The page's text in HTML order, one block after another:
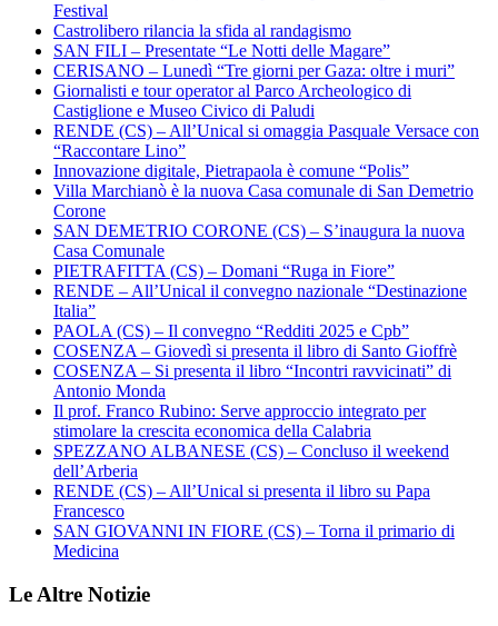
Festival
Castrolibero rilancia la sfida al randagismo
SAN FILI – Presentate “Le Notti delle Magare”
CERISANO – Lunedì “Tre giorni per Gaza: oltre i muri”
Giornalisti e tour operator al Parco Archeologico di
Castiglione e Museo Civico di Paludi
RENDE (CS) – All’Unical si omaggia Pasquale Versace con
“Raccontare Lino”
Innovazione digitale, Pietrapaola è comune “Polis”
Villa Marchianò è la nuova Casa comunale di San Demetrio
Corone
SAN DEMETRIO CORONE (CS) – S’inaugura la nuova
Casa Comunale
PIETRAFITTA (CS) – Domani “Ruga in Fiore”
RENDE – All’Unical il convegno nazionale “Destinazione
Italia”
PAOLA (CS) – Il convegno “Redditi 2025 e Cpb”
COSENZA – Giovedì si presenta il libro di Santo Gioffrè
COSENZA – Si presenta il libro “Incontri ravvicinati” di
Antonio Monda
Il prof. Franco Rubino: Serve approccio integrato per
stimolare la crescita economica della Calabria
SPEZZANO ALBANESE (CS) – Concluso il weekend
dell’Arberia
RENDE (CS) – All’Unical si presenta il libro su Papa
Francesco
SAN GIOVANNI IN FIORE (CS) – Torna il primario di
Medicina
Le Altre Notizie